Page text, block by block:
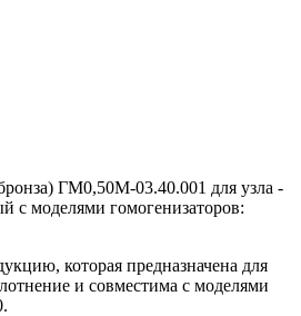
ГМ0,50М-03.40.001 для узла -
с моделями гомогенизаторов:
которая предназначена для
и совместима с моделями